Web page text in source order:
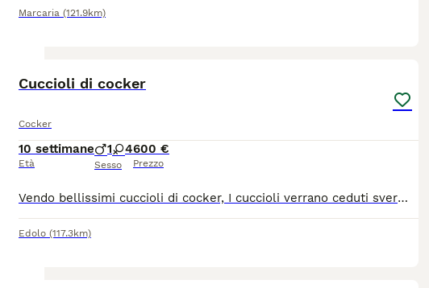
Marcaria (121.9km)
Cuccioli di cocker
Cocker
10 settimane
Età
1 4
Sesso
600 €
Prezzo
Vendo bellissimi cuccioli di cocker, I cuccioli verrano ceduti sverminati e con prima vaccinazione. Se interessati contattatemi al numero: 3664989350 Info e prezzo in chat
Edolo (117.3km)